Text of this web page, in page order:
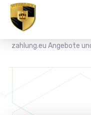
zahlung.eu Angebote